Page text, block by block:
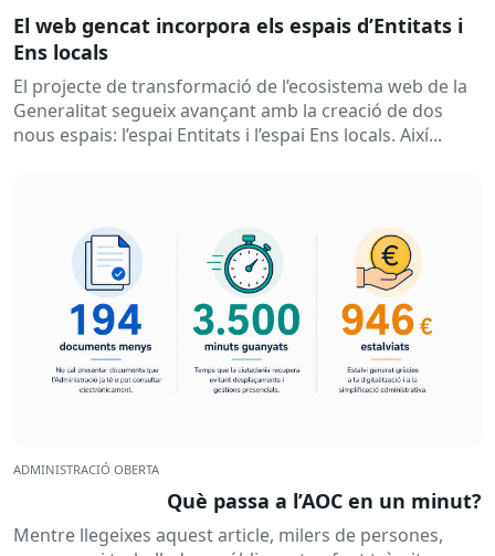
El web gencat incorpora els espais d’Entitats i
Ens locals
El projecte de transformació de l’ecosistema web de la
Generalitat segueix avançant amb la creació de dos
nous espais: l’espai Entitats i l’espai Ens locals. Així...
ADMINISTRACIÓ OBERTA
Què passa a l’AOC en un minut?
Mentre llegeixes aquest article, milers de persones,